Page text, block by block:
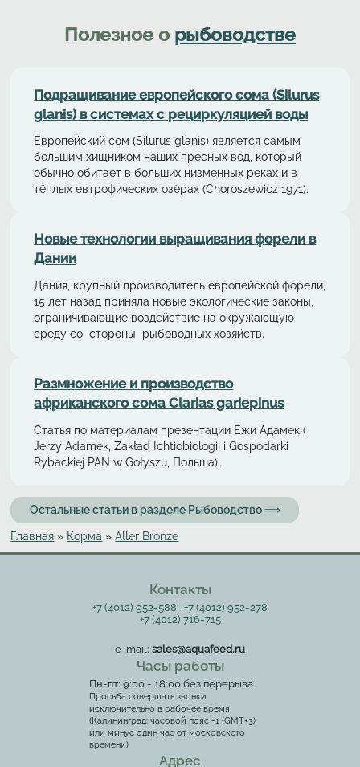
Полезное о рыбоводстве
Подращивание европейского сома (Silurus
glanis) в системах с рециркуляциeй воды
Европейский сом (Silurus glanis) является самым
большим хищником наших пресных вод, который
обычно обитает в больших низменных реках и в
тёплых евтрофических озёрах (Choroszewicz 1971).
Новые технологии выращивания форели в
Дании
Дания, крупный производитель европейской форели,
15 лет назад приняла новые экологические законы,
ограничивающие воздействие на окружающую
среду со стороны рыбоводных хозяйств.
Размножение и производство
африканского сома Clarias gariepinus
Статья по материалам презентации Ежи Адамек (
Jerzy Adamek, Zakład Ichtiobiologii i Gospodarki
Rybackiej PAN w Gołyszu, Польша).
Остальные статьи в разделе Рыбоводство ⟹
Вы здесь
Главная » Корма »Aller Bronze
Контакты
+7 (4012) 952-588
+7 (4012) 952-278
+7 (4012) 716-715
e-mail: sales@aquafeed.ru
Часы работы
Пн-пт: 9:00 - 18:00 без перерыва.
Просьба совершать звонки
исключительно в рабочее время
(Калининград: часовой пояс -1 (GMT+3)
или минус один час от московского
времени)
Адрес